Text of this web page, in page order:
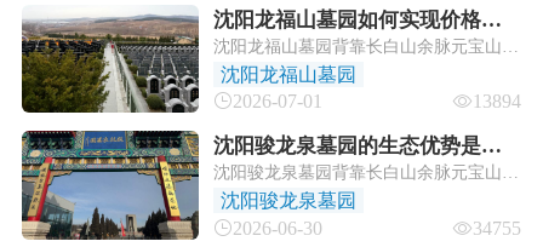
的是排号新旧+绿化+碑型+台面。
沈阳龙福山墓园如何实现价格破
壁？
沈阳龙福山墓园背靠长白山余脉元宝山，
占据"祥龙回首、玉带环腰"的天然吉壤。
凭借官方认证的"十佳良心墓园"资质，成
为沈阳殡葬改革的标杆；
沈阳龙福山墓园
2026-07-01
13894
沈阳骏龙泉墓园的生态优势是什
么？
沈阳骏龙泉墓园背靠长白山余脉元宝山，
与清永陵、福陵共享同一条龙脉，形
成"玄武主峰腾空、青龙白虎相拥"的天然
格局。万泉河自北向南环抱园区，形
沈阳骏龙泉墓园
2026-06-30
34755